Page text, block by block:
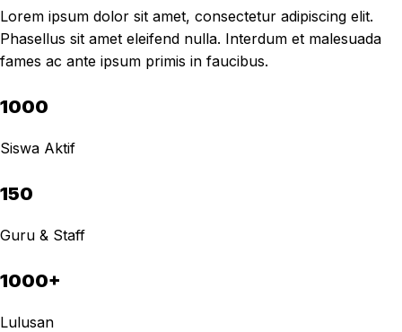
Lorem ipsum dolor sit amet, consectetur adipiscing elit.
Phasellus sit amet eleifend nulla. Interdum et malesuada
fames ac ante ipsum primis in faucibus.
1000
Siswa Aktif
150
Guru & Staff
1000+
Lulusan